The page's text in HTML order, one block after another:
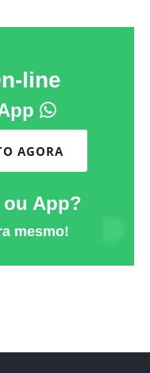
line
AGORA
ou App?
mesmo!